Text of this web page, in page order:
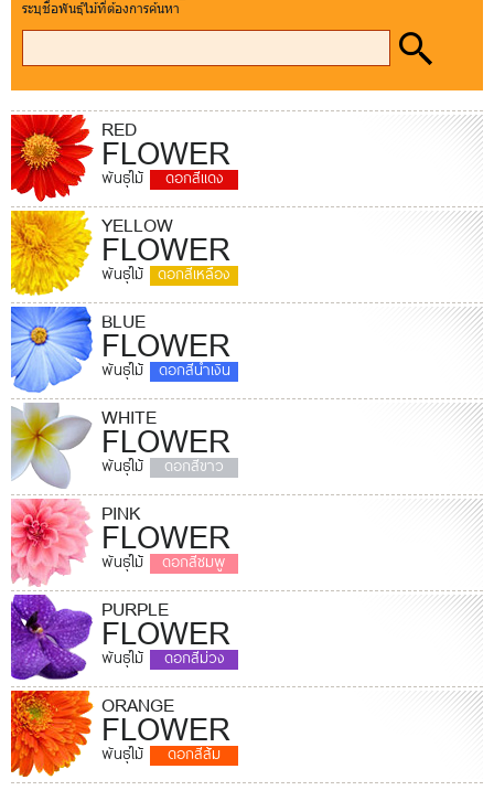
ระบุชื่อพันธุ์ไม้ที่ต้องการค้นหา
RED
FLOWER
พันธุ์ไม้ ดอกสีแดง
YELLOW
FLOWER
พันธุ์ไม้ ดอกสีเหลือง
BLUE
FLOWER
พันธุ์ไม้ ดอกสีน้ำเงิน
WHITE
FLOWER
พันธุ์ไม้ ดอกสีขาว
PINK
FLOWER
พันธุ์ไม้ ดอกสีชมพู
PURPLE
FLOWER
พันธุ์ไม้ ดอกสีม่วง
ORANGE
FLOWER
พันธุ์ไม้ ดอกสีส้ม